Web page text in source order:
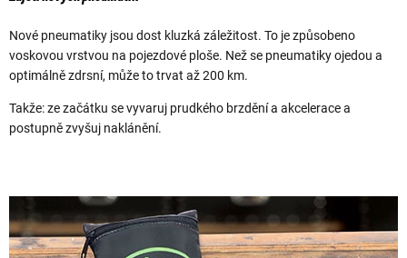
Nové pneumatiky jsou dost kluzká záležitost. To je způsobeno
voskovou vrstvou na pojezdové ploše. Než se pneumatiky ojedou a
optimálně zdrsní, může to trvat až 200 km.
Takže: ze začátku se vyvaruj prudkého brzdění a akcelerace a
postupně zvyšuj naklánění.